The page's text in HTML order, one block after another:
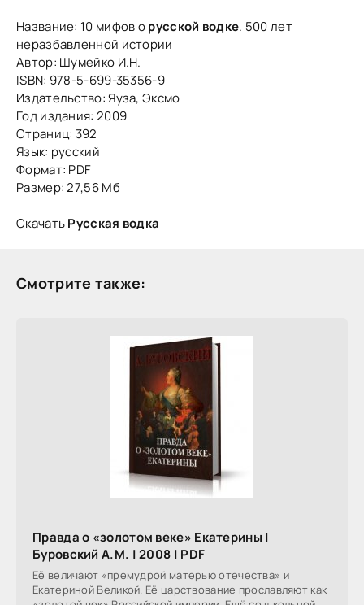
Название: 10 мифов орусской водке. 500 лет
неразбавленной истории
Автор: Шумейко И.Н.
ISBN: 978-5-699-35356-9
Издательство: Яуза, Эксмо
Год издания: 2009
Страниц: 392
Язык: русский
Формат: PDF
Размер: 27,56 Мб
СкачатьРусская водка
Смотрите также:
Правда о «золотом веке» Екатерины |
Буровский А.М. | 2008 | PDF
Её величают «премудрой матерью отечества» и
Екатериной Великой. Её царствование прославляют как